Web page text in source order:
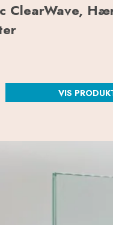
ClearWave,
VIS